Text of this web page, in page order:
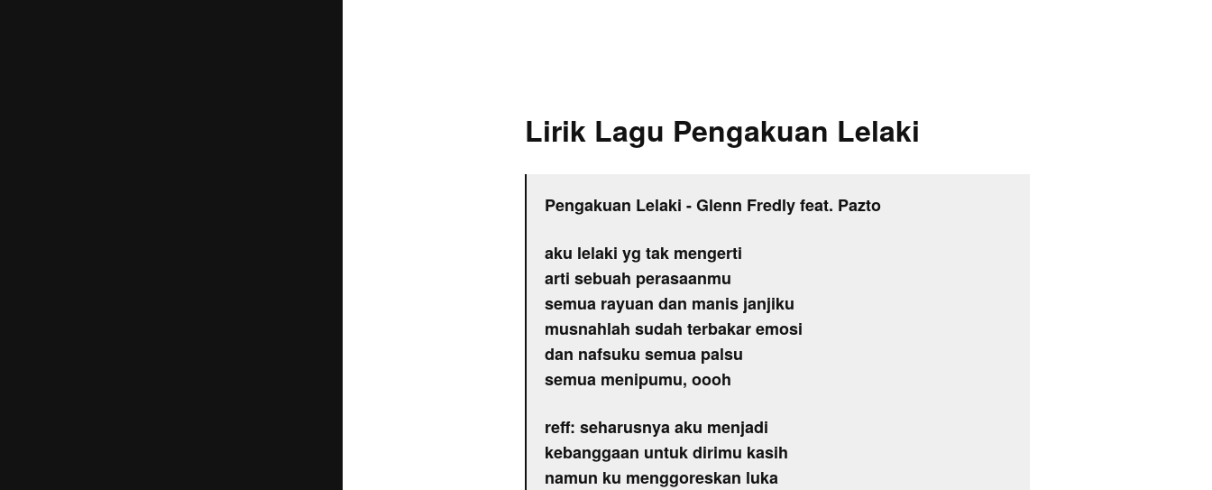
Lirik Lagu Pengakuan Lelaki
Pengakuan Lelaki - Glenn Fredly feat. Pazto
aku lelaki yg tak mengerti
arti sebuah perasaanmu
semua rayuan dan manis janjiku
musnahlah sudah terbakar emosi
dan nafsuku semua palsu
semua menipumu, oooh
reff: seharusnya aku menjadi
kebanggaan untuk dirimu kasih
namun ku menggoreskan luka